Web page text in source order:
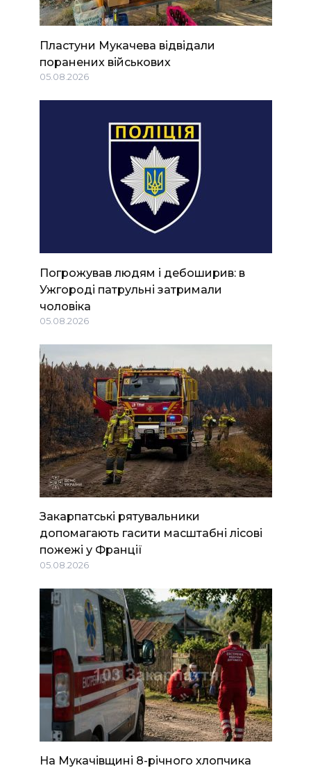
Пластуни Мукачева відвідали
поранених військових
05.08.2026
Погрожував людям і дебоширив: в
Ужгороді патрульні затримали
чоловіка
05.08.2026
Закарпатські рятувальники
допомагають гасити масштабні лісові
пожежі у Франції
05.08.2026
На Мукачівщині 8-річного хлопчика